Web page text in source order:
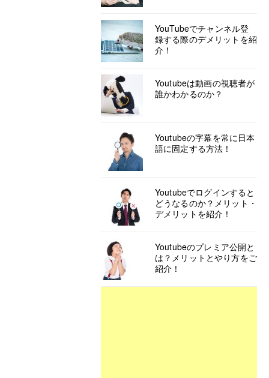
YouTubeでチャンネル登
録する際のデメリットを紹
介！
Youtubeは動画の視聴者が
誰かわかるのか？
Youtubeの字幕を常に日本
語に固定する方法！
Youtubeでログインすると
どうなるのか？メリット・
デメリットを紹介！
Youtubeのプレミア公開と
は？メリットとやり方をご
紹介！